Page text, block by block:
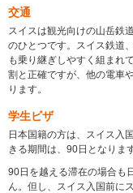
交通
スイスは観光向けの山岳鉄
のひとつです。スイス鉄道
も乗り継ぎしやすく組まれ
割と正確ですが、他の電車
ります。
学生ビザ
日本国籍の方は、スイス入
きる期間は、90日となりま
90日を越える滞在の場合も
ん。但し、スイス入国前に